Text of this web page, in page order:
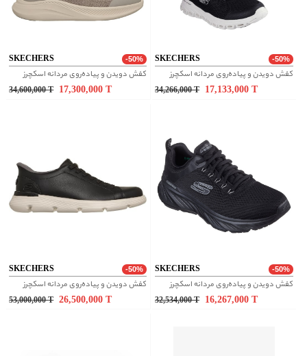
SKECHERS -50%
کفش دویدن و پیاده‌روی مردانه اسکچرز
34,600,000 T 17,300,000
SKECHERS -50%
کفش دویدن و پیاده‌روی مردانه اسکچرز
34,266,000 T 17,133,000
SKECHERS -50%
کفش دویدن و پیاده‌روی مردانه اسکچرز
53,000,000 T 26,500,000
SKECHERS -50%
کفش دویدن و پیاده‌روی مردانه اسکچرز
32,534,000 T 16,267,000